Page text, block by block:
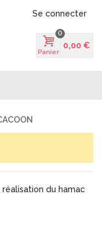
Se connecter
Panier
0
0,00 €
du hamac